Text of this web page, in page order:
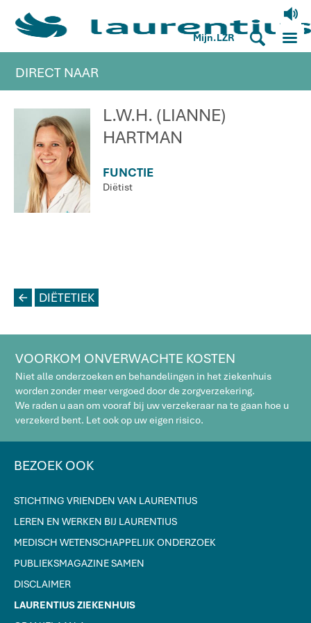
V
Mijn.LZR S M
DIRECT NAAR
L.W.H. (LIANNE)
HARTMAN
FUNCTIE
Diëtist
L DIËTETIEK
VOORKOM ONVERWACHTE KOSTEN
Niet alle onderzoeken en behandelingen in het ziekenhuis
worden zonder meer vergoed door de zorgverzekering.
We raden u aan om vooraf bij uw verzekeraar na te gaan hoe u
verzekerd bent. Let ook op uw eigen risico.
BEZOEK OOK
STICHTING VRIENDEN VAN LAURENTIUS
LEREN EN WERKEN BIJ LAURENTIUS
MEDISCH WETENSCHAPPELIJK ONDERZOEK
PUBLIEKSMAGAZINE SAMEN
DISCLAIMER
LAURENTIUS ZIEKENHUIS